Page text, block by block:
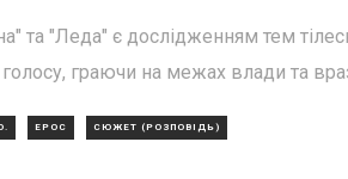
та "Леда" є дослідженням тем
граючи на межах влади та
ЕРОС СЮЖЕТ (РОЗПОВІДЬ)